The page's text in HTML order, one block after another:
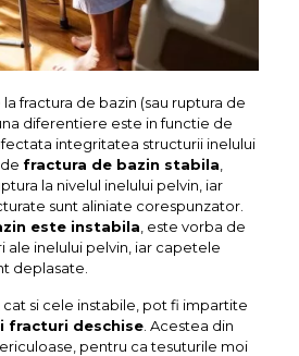
fractura de bazin (sau ruptura de
diferentiere este in functie de
integritatea structurii inelului
fractura de bazin stabila
la nivelul inelului pelvin, iar
sunt aliniate corespunzator.
este instabila , este vorba de
ale inelului pelvin, iar capetele
deplasate.
si cele instabile, pot fi impartite
fracturi deschise. Acestea din
pentru ca tesuturile moi